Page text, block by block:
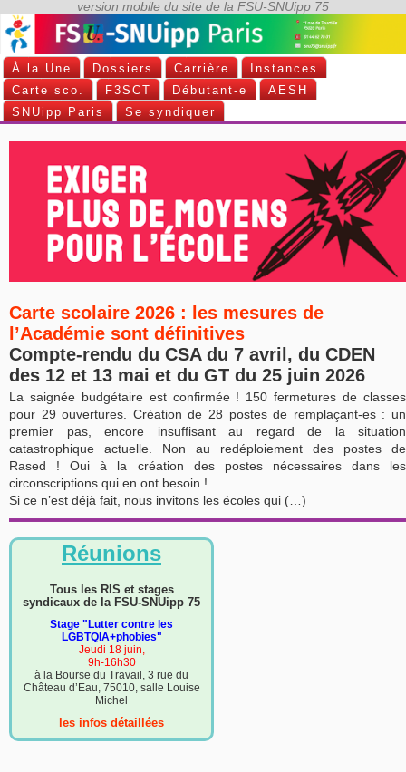
À la Une Dossiers Carrière
Instances
Carte sco.
F3SCT Débutant-e
AESH
SNUipp Paris
Se syndiquer
Carte scolaire 2026 : les mesures de
l’Académie sont définitives
Compte-rendu du CSA du 7 avril, du CDEN
des 12 et 13 mai et du GT du 25 juin 2026
La saignée budgétaire est confirmée ! 150 fermetures de classes
pour 29 ouvertures. Création de 28 postes de remplaçant-es : un
premier pas, encore insuffisant au regard de la situation
catastrophique actuelle. Non au redéploiement des postes de
Rased ! Oui à la création des postes nécessaires dans les
circonscriptions qui en ont besoin !
Si ce n’est déjà fait, nous invitons les écoles qui (…)
Réunions
Tous les RIS et stages
syndicaux de la FSU-SNUipp 75
Stage "Lutter contre les
LGBTQIA+phobies"
Jeudi 18 juin,
9h-16h30
à la Bourse du Travail, 3 rue du
Château d’Eau, 75010, salle Louise
Michel
les infos détaillées